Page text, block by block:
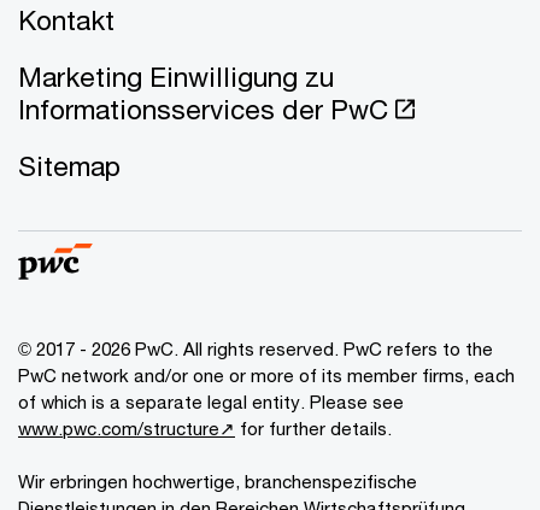
Kontakt
Marketing Einwilligung zu
Informationsservices der PwC
Sitemap
© 2017 - 2026 PwC. All rights reserved. PwC refers to the
PwC network and/or one or more of its member firms, each
of which is a separate legal entity. Please see
www.pwc.com/structure↗ for further details.
Wir erbringen hochwertige, branchenspezifische